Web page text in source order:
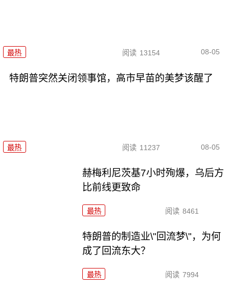
最热 阅读 13154 08-05
特朗普突然关闭领事馆，高市早苗的美梦该醒了
最热 阅读 11237 08-05
赫梅利尼茨基7小时殉爆，乌后方
比前线更致命
最热 阅读 8461
特朗普的制造业\"回流梦\"，为何
成了回流东大？
最热 阅读 7994